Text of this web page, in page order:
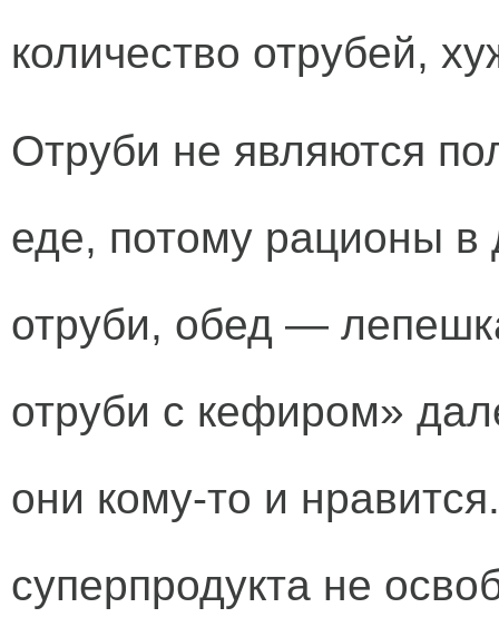
количество отрубей,
Отруби не являются
еде, потому рационы в
отруби, обед —
отруби с кефиром»
они кому-то и
суперпродукта не